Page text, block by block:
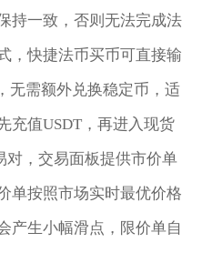
持一致，否则无法完成法
，快捷法币买币可直接输
无需额外兑换稳定币，适
充值USDT，再进入现货
对，交易面板提供市价单
单按照市场实时最优价格
产生小幅滑点，限价单自